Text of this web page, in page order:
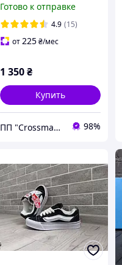
Готово к отправке
4.9 (15)
от225₴/мес
1 350₴
Купить
ПП "Crossmaster" 98%